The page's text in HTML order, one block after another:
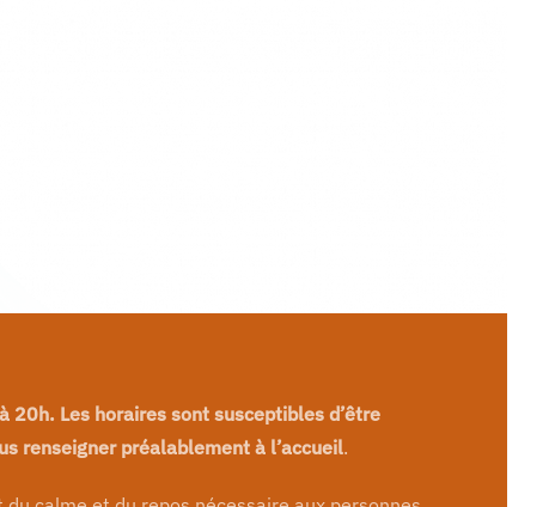
20h. Les horaires sont susceptibles d’être
renseigner préalablement à l’accueil.